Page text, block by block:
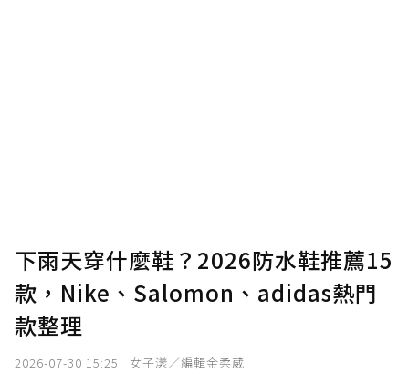
確認送出
下雨天穿什麼鞋？2026防水鞋推薦15
款，Nike、Salomon、adidas熱門
款整理
2026-07-30 15:25 女子漾／編輯金柔葳